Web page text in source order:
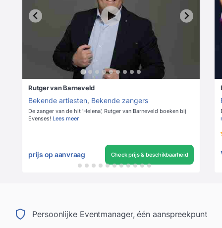
Rutger van Barneveld
Bekende artiesten, Bekende zangers
De zanger van de hit 'Helena', Rutger van Barneveld boeken bij
Evenses! Lees meer
prijs op aanvraag Check prijs & beschikbaarheid
Persoonlijke Eventmanager, één aanspreekpunt